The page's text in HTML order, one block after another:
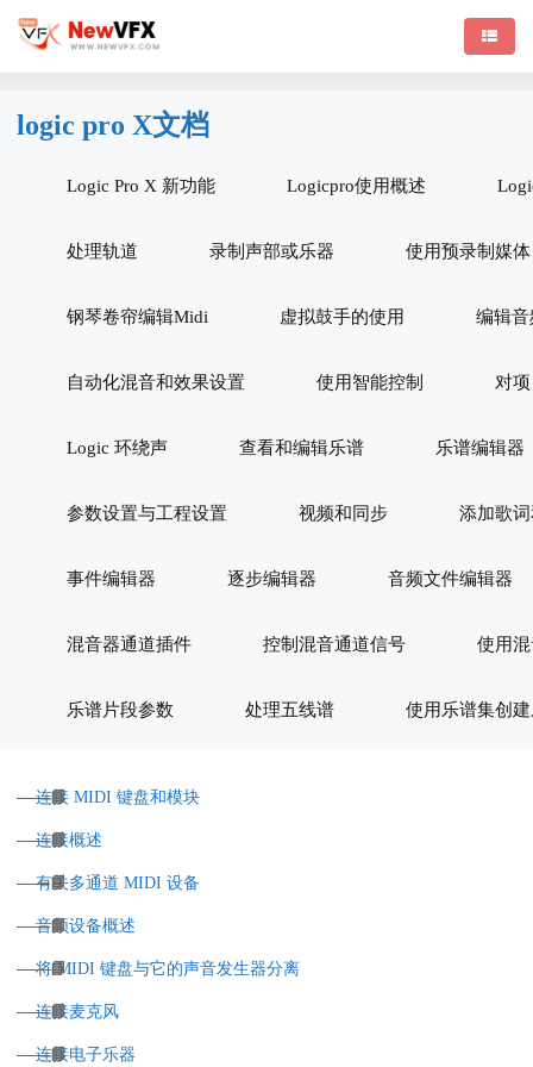
logic pro X文档
Logic Pro X 新功能 Logicpro使用概述
处理轨道 录制声部或乐器 使用预录制媒体
钢琴卷帘编辑Midi 虚拟鼓手的使用 编辑
自动化混音和效果设置 使用智能控制 对
Logic 环绕声 查看和编辑乐谱 乐谱编辑器
参数设置与工程设置 视频和同步 添加歌
事件编辑器 逐步编辑器 音频文件编辑器
混音器通道插件 控制混音通道信号 使用
乐谱片段参数 处理五线谱 使用乐谱集创
连接 MIDI 键盘和模块
连接概述
有关多通道 MIDI 设备
音频设备概述
将 MIDI 键盘与它的声音发生器分离
连接麦克风
连接电子乐器